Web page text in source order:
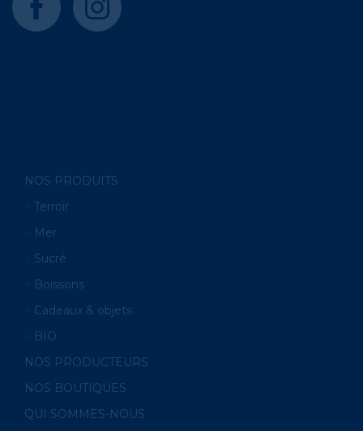
NOS PRODUITS
Terroir
Mer
Sucré
Boissons
Cadeaux & objets
BIO
NOS PRODUCTEURS
NOS BOUTIQUES
QUI SOMMES-NOUS